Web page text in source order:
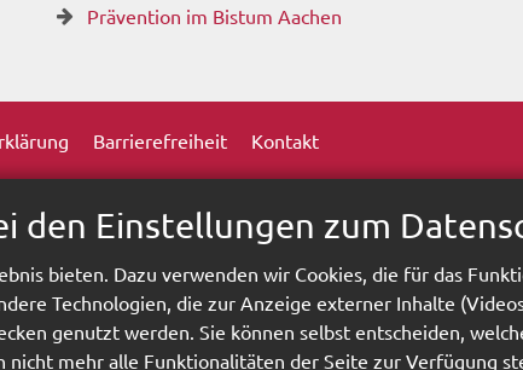
den Einstellungen zum
bieten. Dazu verwenden wir Cookies, die für das
Technologien, die zur Anzeige externer Inhalte
genutzt werden. Sie können selbst entscheiden,
nicht mehr alle Funktionalitäten der Seite zur Verfügung
Prävention im Bistum Aachen
Barrierefreiheit Kontakt